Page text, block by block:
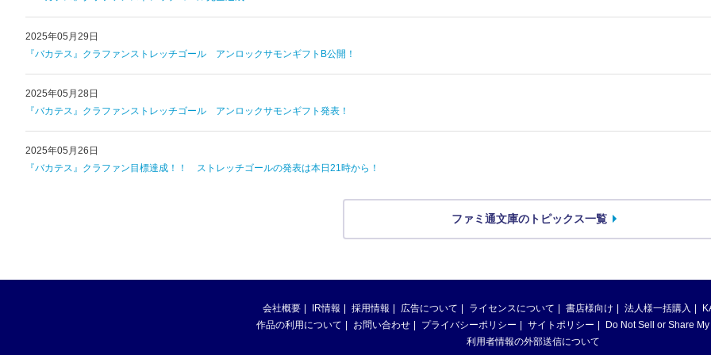
2025年05月29日
『バカテス』クラファンストレッチゴール アンロックサモンギフトB公開！
2025年05月28日
『バカテス』クラファンストレッチゴール アンロックサモンギフト発表！
2025年05月26日
『バカテス』クラファン目標達成！！ ストレッチゴールの発表は本日21時から！
ファミ通文庫のトピックス一覧
会社概要 IR情報 採用情報 広告について ライセンスについて 書店様向け 法人様一括購入
作品の利用について
お問い合わせ プライバシーポリシー サイトポリシー
Do Not Sell or Share
利用者情報の外部送信について